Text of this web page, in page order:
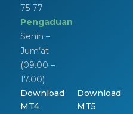
75 77
Pengaduan
Senin –
Jum’at
(09.00 –
17.00)
Download
MT4
Download
MT5